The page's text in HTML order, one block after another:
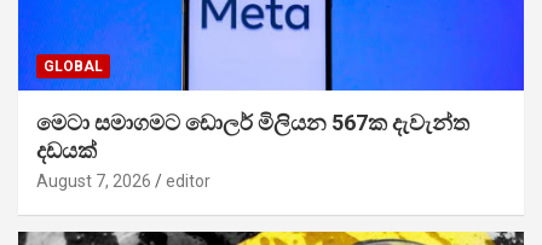
GLOBAL
මෙටා සමාගමට ඩොලර් මිලියන 567ක දැවැන්ත
දඩයක්
August 7, 2026 editor